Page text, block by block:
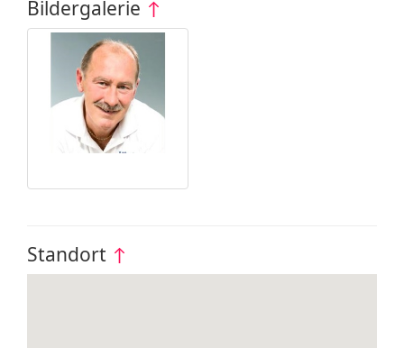
Bildergalerie ↑
Standort ↑